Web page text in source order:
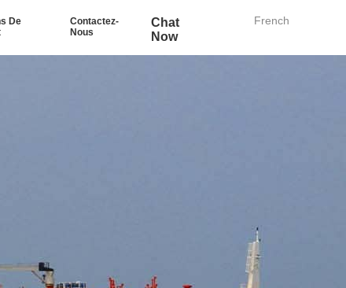
French
De
Contactez-
Nous
Chat
Now